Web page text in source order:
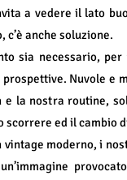
a vedere il lato
c’è anche soluzione.
sia necessario,
Nuvole e
la nostra routine,
ed il cambio
moderno, i